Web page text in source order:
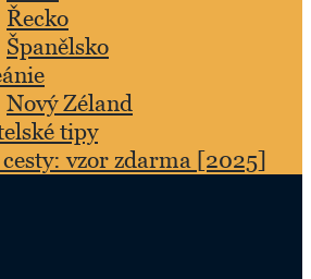
Řecko
Španělsko
Nový Zéland
tipy
vzor zdarma [2025]